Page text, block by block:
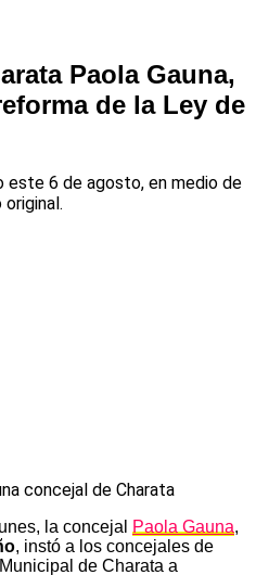
Paola Gauna,
de la Ley de
este 6 de agosto, en medio de
la concejal Paola Gauna,
, instó a los concejales de
de Charata a